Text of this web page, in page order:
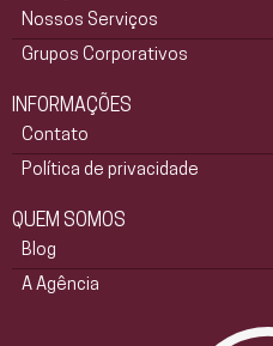
Nossos Serviços
Grupos Corporativos
INFORMAÇÕES
Contato
Política de privacidade
QUEM SOMOS
Blog
A Agência